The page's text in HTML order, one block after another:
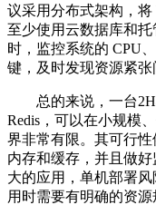
议采用分布式架构，将
至少使用云数据库和托
时，监控系统的 CPU
键，及时发现资源紧张
总的来说，一台
Redis，可以在小规模
界非常有限。其可行
内存和缓存，并且做
大的应用，单机部署
用时需要有明确的资